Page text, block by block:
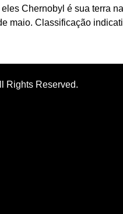
eles Chernobyl é sua terra
maio. Classificação
Rights Reserved.